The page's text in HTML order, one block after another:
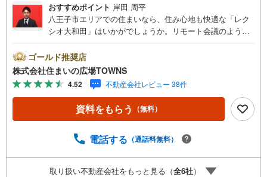
おすすめポイント 岸田 周平
八王子市エリアでの住まいなら、住み心地も快適な「レク
シオ大和田」はいかがでしょうか。リモート会議のように
ので大変便利です。浴室乾燥機付き物件ならば、日中でな
くても洗濯物を干せるので日中は忙しいという人にもおす
すめです。専有面積が75.56平米と十分な広さでゆったりと
生活できるのではないのでしょうか。不審者対策に欠かせ
ないオートロックも備えています。24時間対応なのでいつ
でもゴミ出し可能です。新生活を迎える際は、3LDKの物件
ゴールド推奨店
株式会社住まいの広場TOWNS
4.52 不動産会社レビュー 38件
資料をもらう （無料）
電話する （通話料無料）
取り扱い不動産会社をもっと見る（全6社）